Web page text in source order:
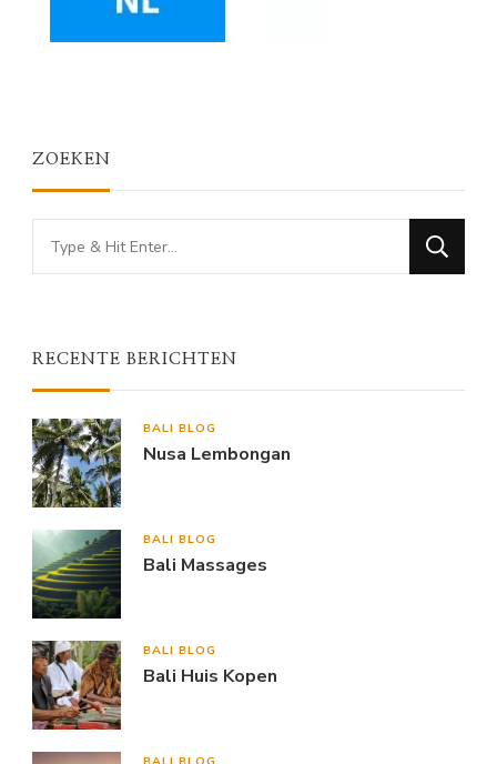
ZOEKEN
Looking
for
RECENTE BERICHTEN
BALI BLOG
Nusa Lembongan
BALI BLOG
Bali Massages
BALI BLOG
Bali Huis Kopen